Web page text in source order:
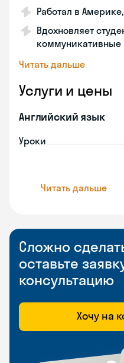
Работал в
Вдохновляет
коммуникативные
Читать дальше
Услуги и цены
Английский язык
Уроки
Читать дальше
Сложно
оставьте
консультацию
Хочу на